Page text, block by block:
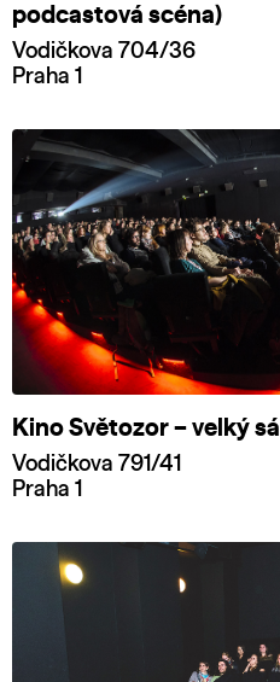
podcastová scéna)
Vodičkova 704/36
Praha 1
Kino Světozor – velký sál
Vodičkova 791/41
Praha 1